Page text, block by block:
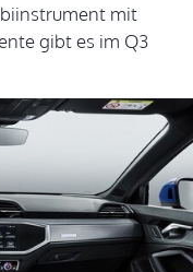
mit
gibt es im Q3